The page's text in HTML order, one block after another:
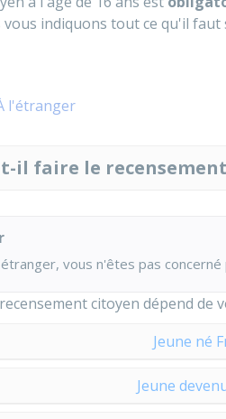
vous indiquons tout ce qu'il faut
l'étranger
il faire le
vous n'êtes pas
citoyen dépend de
Jeune né
Jeune